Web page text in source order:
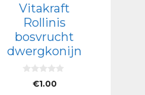
Vitakraft
Rollinis
bosvrucht
dwergkonijn
€1.00